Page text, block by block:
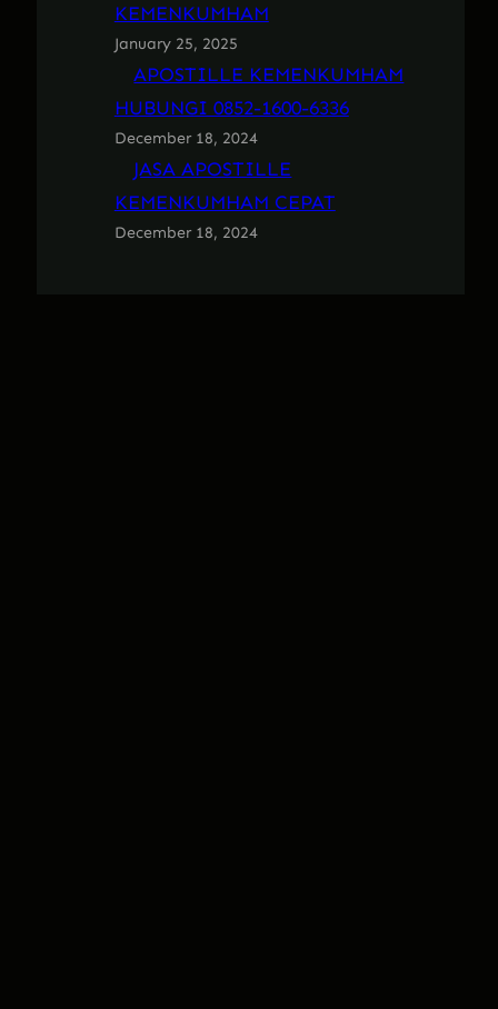
KEMENKUMHAM
January 25, 2025
APOSTILLE KEMENKUMHAM
HUBUNGI 0852-1600-6336
December 18, 2024
JASA APOSTILLE
KEMENKUMHAM CEPAT
December 18, 2024